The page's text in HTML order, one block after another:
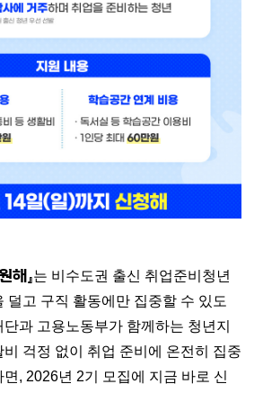
해』는 비수도권 출신 취업준비청년
덜고 구직 활동에만 집중할 수 있도
과 고용노동부가 함께하는 청년지
비 걱정 없이 취업 준비에 온전히 집중
, 2026년 2기 모집에 지금 바로 신